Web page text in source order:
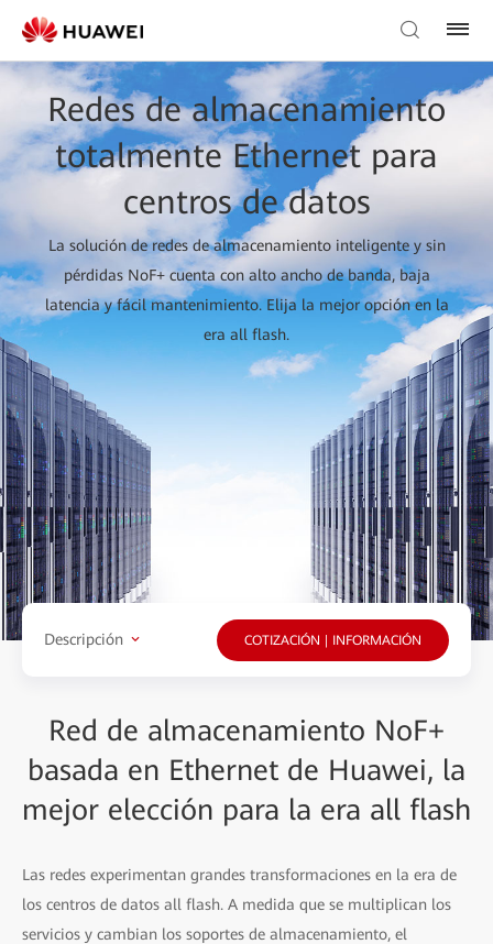
Redes de almacenamiento
totalmente Ethernet para
centros de datos
La solución de redes de almacenamiento inteligente y sin
pérdidas NoF+ cuenta con alto ancho de banda, baja
latencia y fácil mantenimiento. Elija la mejor opción en la
era all flash.
Descripción COTIZACIÓN | INFORMACIÓN
Red de almacenamiento NoF+
basada en Ethernet de Huawei, la
mejor elección para la era all flash
Las redes experimentan grandes transformaciones en la era de
los centros de datos all flash. A medida que se multiplican los
servicios y cambian los soportes de almacenamiento, el